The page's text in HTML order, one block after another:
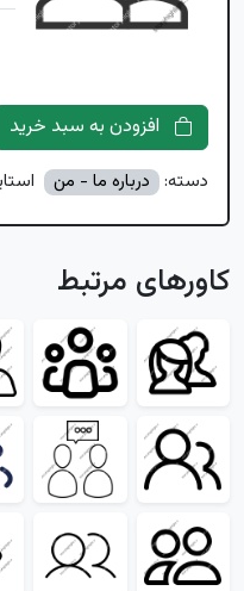
دسته: درباره ما - من
کاورهای مرتبط